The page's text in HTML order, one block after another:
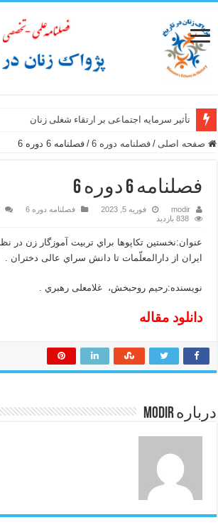
تأثیر سرمایه اجتماعی بر ارتقاء شغلی زنان
صفحه اصلی / فصلنامه دوره 6 / فصلنامه 6 دوره 6
فصلنامه 6 دوره 6
modir فوریه 5, 2023 فصلنامه دوره 6
838 بازدید
عنوان:نخستین تکاپوها براي تربیت آموزگار زن در
ایران از دارالمعلّمات تا دانش سراي عالی دختران .
نویسنده:رحیم روحبخش، غلامعلی رهبري .
دانلود مقاله
درباره modir